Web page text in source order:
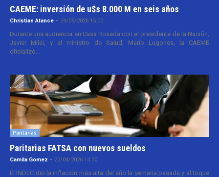
CAEME: inversión de u$s 8.000 M en seis años
Christian Atance - 29/05/2026 15:00
Durante una audiencia en Casa Rosada con el presidente de la Nación,
Javier Milei, y el ministro de Salud, Mario Lugones, la CAEME
oficializó...
Paritarias
Paritarias FATSA con nuevos sueldos
Camila Gomez - 22/04/2026 14:30
El INDEC dio la inflación más alta del año la semana pasada y al toque